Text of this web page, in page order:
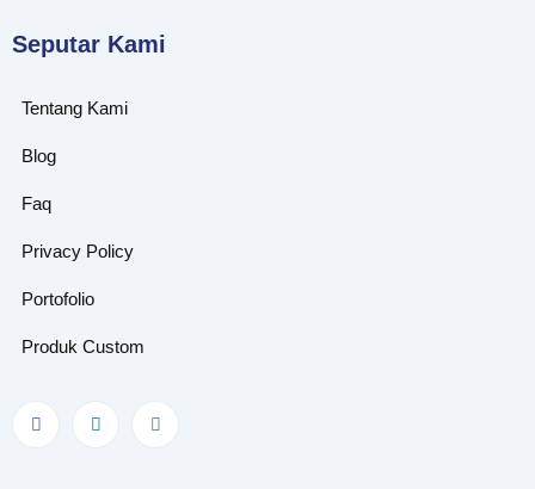
Seputar Kami
Tentang Kami
Blog
Faq
Privacy Policy
Portofolio
Produk Custom